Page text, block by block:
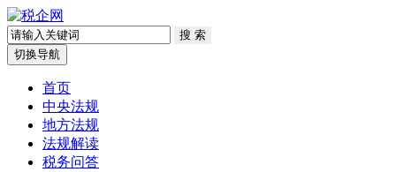
切换导航
首页
中央法规
地方法规
法规解读
税务问答